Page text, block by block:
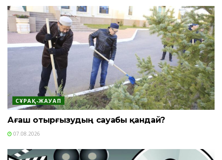
СҰРАҚ-ЖАУАП
Ағаш отырғызудың сауабы қандай?
07.08.2026